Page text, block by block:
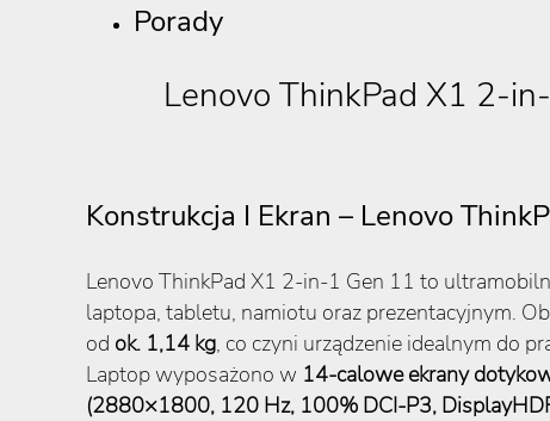
Porady
Lenovo ThinkPad X1 2-
Konstrukcja I Ekran – Lenovo
Lenovo ThinkPad X1 2-in-1 Gen 11 to
laptopa, tabletu, namiotu oraz prezentacyjnym.
od ok. 1,14 kg, co czyni urządzenie idealnym do
Laptop wyposażono w 14-calowe ekrany
(2880×1800, 120 Hz, 100% DCI-P3,